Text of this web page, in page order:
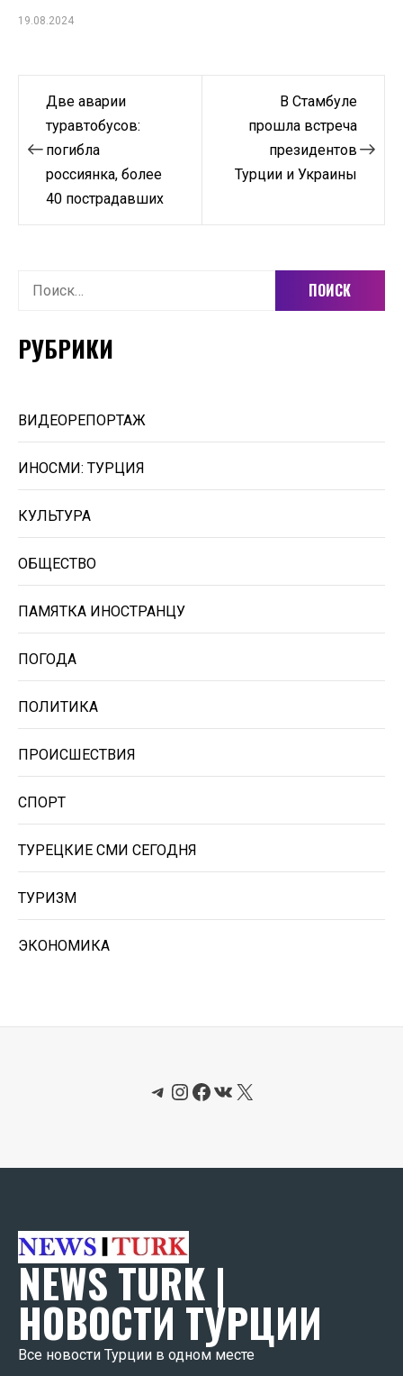
19.08.2024
Навигация
записям
Две аварии
туравтобусов:
погибла
россиянка, более
40 пострадавших
В Стамбуле
прошла встреча
президентов
Турции и Украины
Найти:
РУБРИКИ
ВИДЕОРЕПОРТАЖ
ИНОСМИ: ТУРЦИЯ
КУЛЬТУРА
ОБЩЕСТВО
ПАМЯТКА ИНОСТРАНЦУ
ПОГОДА
ПОЛИТИКА
ПРОИСШЕСТВИЯ
СПОРТ
ТУРЕЦКИЕ СМИ СЕГОДНЯ
ТУРИЗМ
ЭКОНОМИКА
Telegram
Instagram
Facebook
ВКонтакте
X
NEWS TURK |
НОВОСТИ ТУРЦИИ
Все новости Турции в одном месте